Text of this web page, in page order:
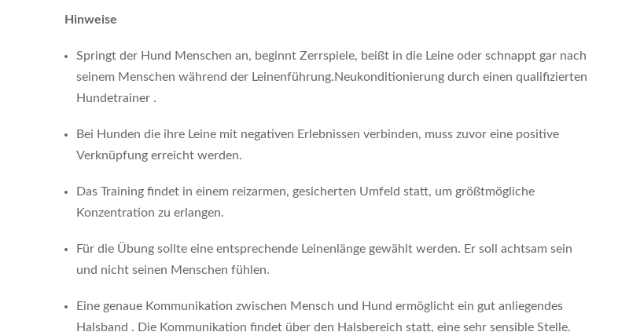
Hinweise
Springt der Hund Menschen an, beginnt Zerrspiele, beißt in die Leine oder schnappt gar nach
seinem Menschen während der Leinenführung.Neukonditionierung durch einen qualifizierten
Hundetrainer .
Bei Hunden die ihre Leine mit negativen Erlebnissen verbinden, muss zuvor eine positive
Verknüpfung erreicht werden.
Das Training findet in einem reizarmen, gesicherten Umfeld statt, um größtmögliche
Konzentration zu erlangen.
Für die Übung sollte eine entsprechende Leinenlänge gewählt werden. Er soll achtsam sein
und nicht seinen Menschen fühlen.
Eine genaue Kommunikation zwischen Mensch und Hund ermöglicht ein gut anliegendes
Halsband . Die Kommunikation findet über den Halsbereich statt, eine sehr sensible Stelle.